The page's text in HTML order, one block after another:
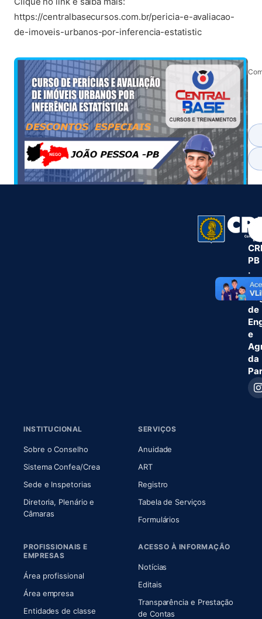
https://centralbasecursos.com.br/pericia-e-avaliacao-
de-imoveis-urbanos-por-inferencia-estatistic
PB
·
de
e
da
INSTITUCIONAL
Sobre o Conselho(abre em nova aba)
Sistema Confea/Crea(abre em nova aba)
Sede e Inspetorias
Diretoria, Plenário e
Câmaras(abre em nova aba)
SERVIÇOS
Anuidade
ART(abre em nova aba)
Registro
Tabela de Serviços
Formulários
PROFISSIONAIS E
EMPRESAS
Área profissional
Área empresa
Entidades de classe
ACESSO À INFORMAÇÃO
Notícias
Editais
Transparência e Prestação
de Contas